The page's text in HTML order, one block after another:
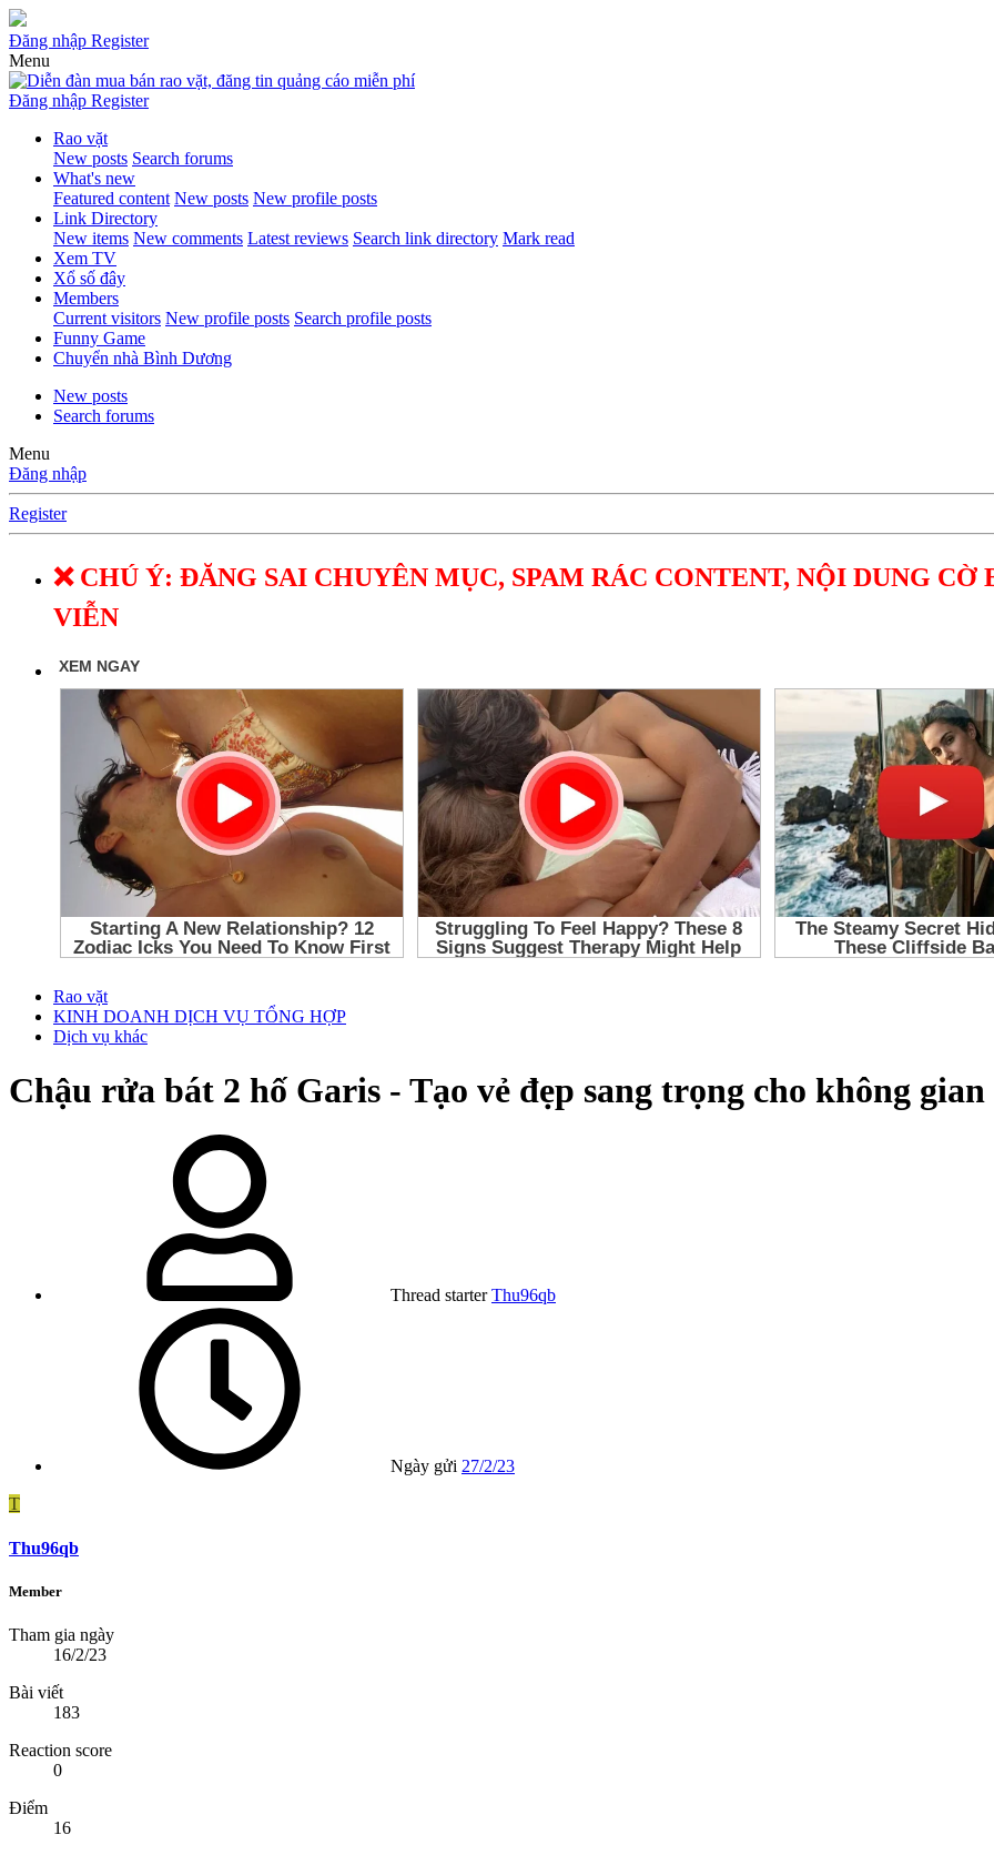
Đăng nhập Register
Menu
Đăng nhập Register
Rao vặt
New posts Search forums
What's new
Featured content New posts New profile posts
Link Directory
New items New comments Latest reviews Search link directory Mark read
Xem TV
Xổ số đây
Members
Current visitors New profile posts Search profile posts
Funny Game
Chuyển nhà Bình Dương
New posts
Search forums
Menu
Đăng nhập
Register
❌ CHÚ Ý: ĐĂNG SAI CHUYÊN MỤC, SPAM RÁC CONTENT, NỘI DUNG
VIỄN
Rao vặt
KINH DOANH DỊCH VỤ TỔNG HỢP
Dịch vụ khác
Chậu rửa bát 2 hố Garis - Tạo vẻ đẹp sang trọng cho không gian
Thread starter Thu96qb
Ngày gửi 27/2/23
T
Thu96qb
Member
Tham gia ngày
16/2/23
Bài viết
183
Reaction score
0
Điểm
16